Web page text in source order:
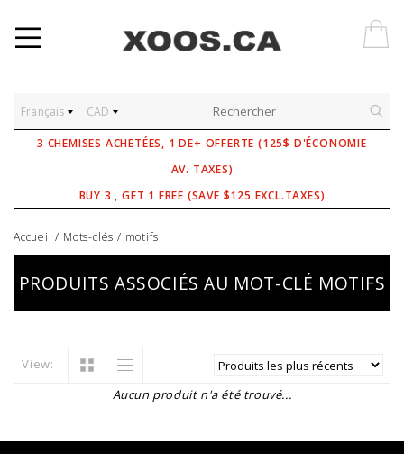
Français CAD
3 CHEMISES ACHETÉES, 1 DE+ OFFERTE (125$ D'ÉCONOMIE
AV. TAXES)
BUY 3 , GET 1 FREE (SAVE $125 EXCL.TAXES)
Accueil / Mots-clés / motifs
PRODUITS ASSOCIÉS AU MOT-CLÉ MOTIFS
View:
Aucun produit n'a été trouvé...